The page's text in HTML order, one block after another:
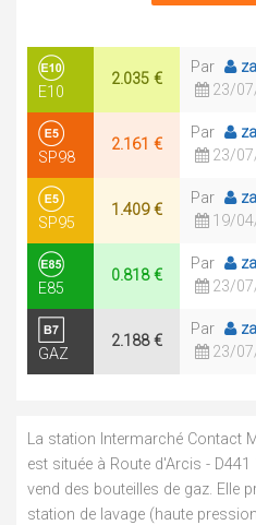
E10
2.035 €
Par
23/
SP98
2.161 €
Par
23/
SP95
1.409 €
Par
19/
E85
0.818 €
Par
23/
GAZ
2.188 €
Par
23/
La station Intermarché Contact
est située à Route d'Arcis - D441
vend des bouteilles de gaz. Elle
station de lavage (haute